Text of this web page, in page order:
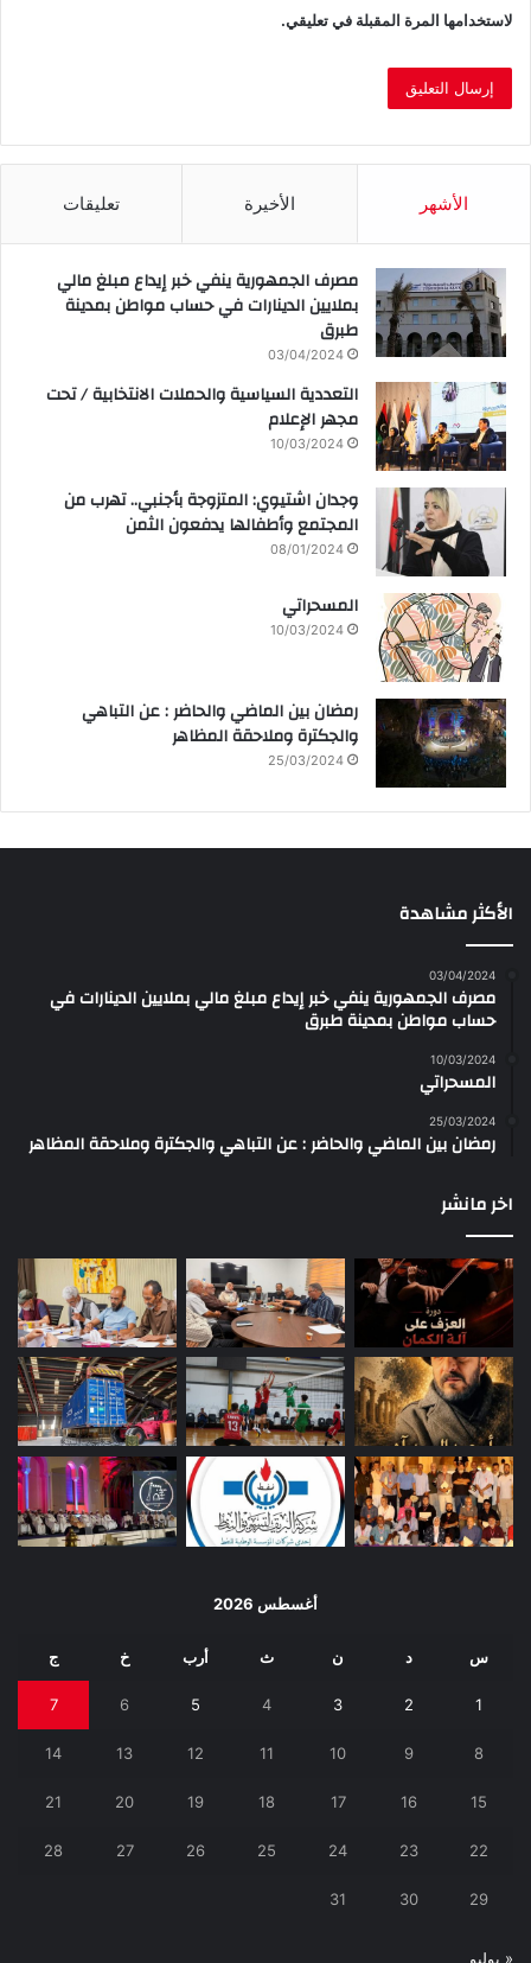
لاستخدامها المرة المقبلة في تعليقي.
الأشهر الأخيرة تعليقات
مصرف الجمهورية ينفي خبر إيداع مبلغ مالي
بملايين الدينارات في حساب مواطن بمدينة
طبرق
03/04/2024
التعددية السياسية والحملات الانتخابية / تحت
مجهر الإعلام
10/03/2024
وجدان اشتيوي: المتزوجة بأجنبي.. تهرب من
المجتمع وأطفالها يدفعون الثمن
08/01/2024
المسحراتي
10/03/2024
رمضان بين الماضي والحاضر : عن التباهي
والجكترة وملاحقة المظاهر
25/03/2024
الأكثر مشاهدة
03/04/2024
مصرف الجمهورية ينفي خبر إيداع مبلغ مالي بملايين الدينارات في
حساب مواطن بمدينة طبرق
10/03/2024
المسحراتي
25/03/2024
رمضان بين الماضي والحاضر : عن التباهي والجكترة وملاحقة المظاهر
اخر مانشر
أغسطس 2026
س د ن ث أرب خ ج
1
2
3
4
5
6
7
8
9
10
11
12
13
14
15
16
17
18
19
20
21
22
23
24
25
26
27
28
29
30
31
« يوليو